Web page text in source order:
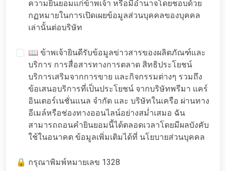
ความยินยอมแก่ข้าพเจ้า หรือมีอำนาจโดยชอบด้วย
กฏหมายในการเปิดเผยข้อมูลส่วนบุคคลของบุคคล
เล่านั้นต่อบริษัท
📖 ข้าพเจ้ายินดีรับข้อมูลข่าวสารของผลิตภัณฑ์และ
บริการ การสื่อสารทางการตลาด สิทธิประโยชน์
บริการเสริมจากการขาย และกิจกรรมต่างๆ รวมถึง
ข้อเสนอบริการที่เป็นประโยชน์ จากบริษัทพรีมา แคร์
อินเตอร์เนชั่นแนล จำกัด และ บริษัทในเครือ ผ่านทาง
อีเมล์หรือช่องทางออนไลน์อย่างสม่ำเสมอ ฉัน
สามารถถอนคำยินยอมนี้ได้ตลอดเวลาโดยมีผลบังคับ
ใช้ในอนาคต ข้อมูลเพิ่มเติมได้ที่ นโยบายส่วนบุคคล
🔒 กรุณาพิมพ์หมายเลข 1328